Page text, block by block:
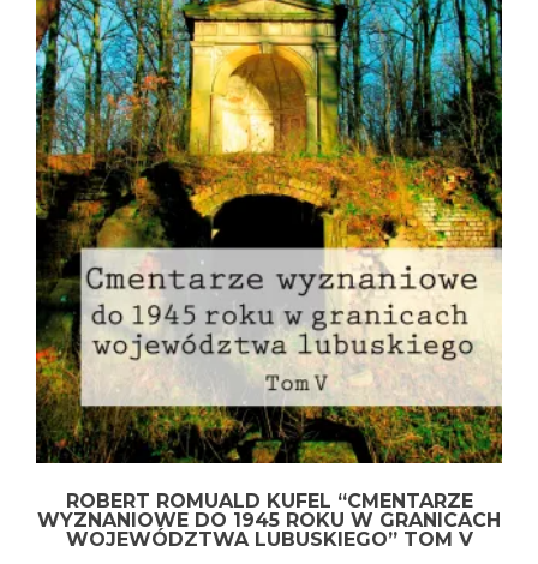
ROBERT ROMUALD KUFEL “CMENTARZE
WYZNANIOWE DO 1945 ROKU W GRANICACH
WOJEWÓDZTWA LUBUSKIEGO” TOM V